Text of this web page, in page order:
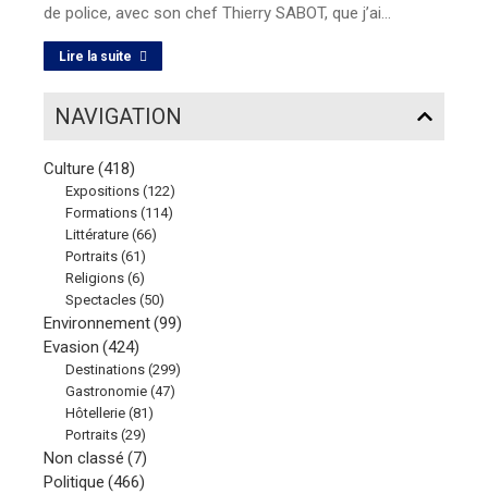
de police, avec son chef Thierry SABOT, que j’ai…
Lire la suite
NAVIGATION
Culture (418)
Expositions (122)
Formations (114)
Littérature (66)
Portraits (61)
Religions (6)
Spectacles (50)
Environnement(99)
Evasion (424)
Destinations (299)
Gastronomie (47)
Hôtellerie (81)
Portraits (29)
Non classé (7)
Politique (466)